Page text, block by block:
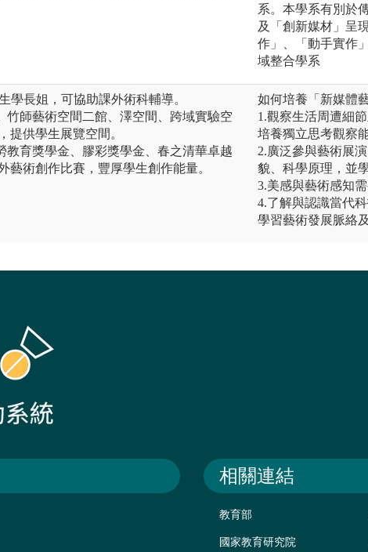
系。本學系有別於
及「創新媒材」呈
作」、「動手實作
域整合學系
學長姐，可協助課外術科輔導。
竹師藝術空間二館、澤空間、跨域實驗空
提供學生展覽空間。
教育獎學金、膠彩獎學金、春之清華卓越
藝術創作比賽，豐厚學生創作能量。
如何培養「新媒體
1.觀察生活周遭細
培養獨立思考觀察
2.廣泛參與藝術展
貌、科學原理，並
3.美感與藝術感知需
4.了解與認識當代
學習藝術發展脈絡
相關連結
教育部
國家教育研究院